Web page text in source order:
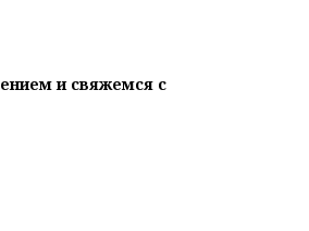
и свяжемся с